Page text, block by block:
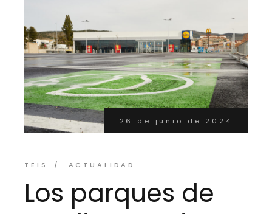
26 de junio de 2024
TEIS ACTUALIDAD
Los parques de